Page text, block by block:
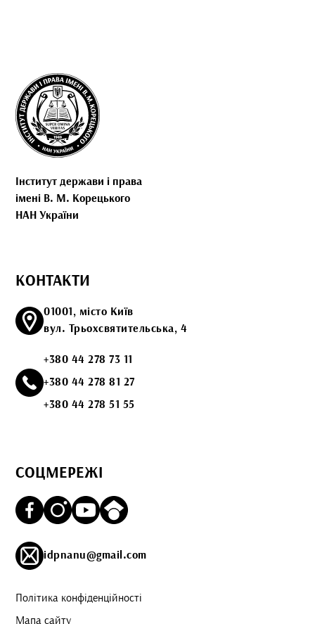
Інститут держави і права
імені В. М. Корецького
НАН України
КОНТАКТИ
01001, місто Київ
вул. Трьохсвятительська, 4
+380 44 278 73 11
+380 44 278 81 27
+380 44 278 51 55
СОЦМЕРЕЖІ
idpnanu@gmail.com
Політика конфіденційності
Мапа сайту